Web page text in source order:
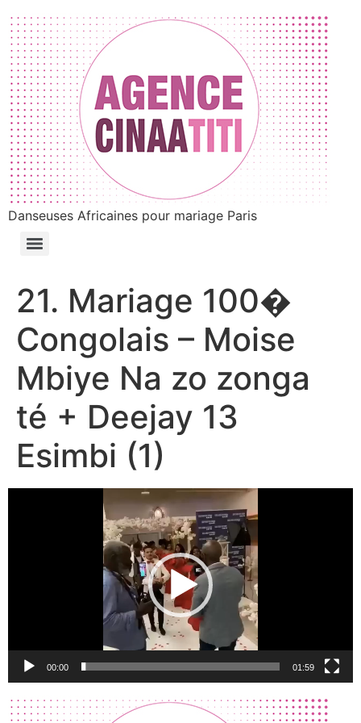
Danseuses Africaines pour mariage Paris
21. Mariage 100�
Congolais – Moise
Mbiye Na zo zonga
té + Deejay 13
Esimbi (1)
00:00 01:59